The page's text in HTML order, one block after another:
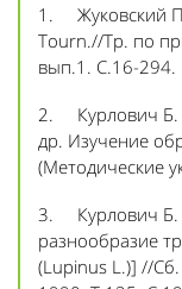
1. Жуковский
Tourn.//Тр. по
вып.1. С.16-294.
2. Курлович Б.
др. Изучение
(Методические
3. Курлович Б.
разнообразие
(Lupinus L.)] //Сб.